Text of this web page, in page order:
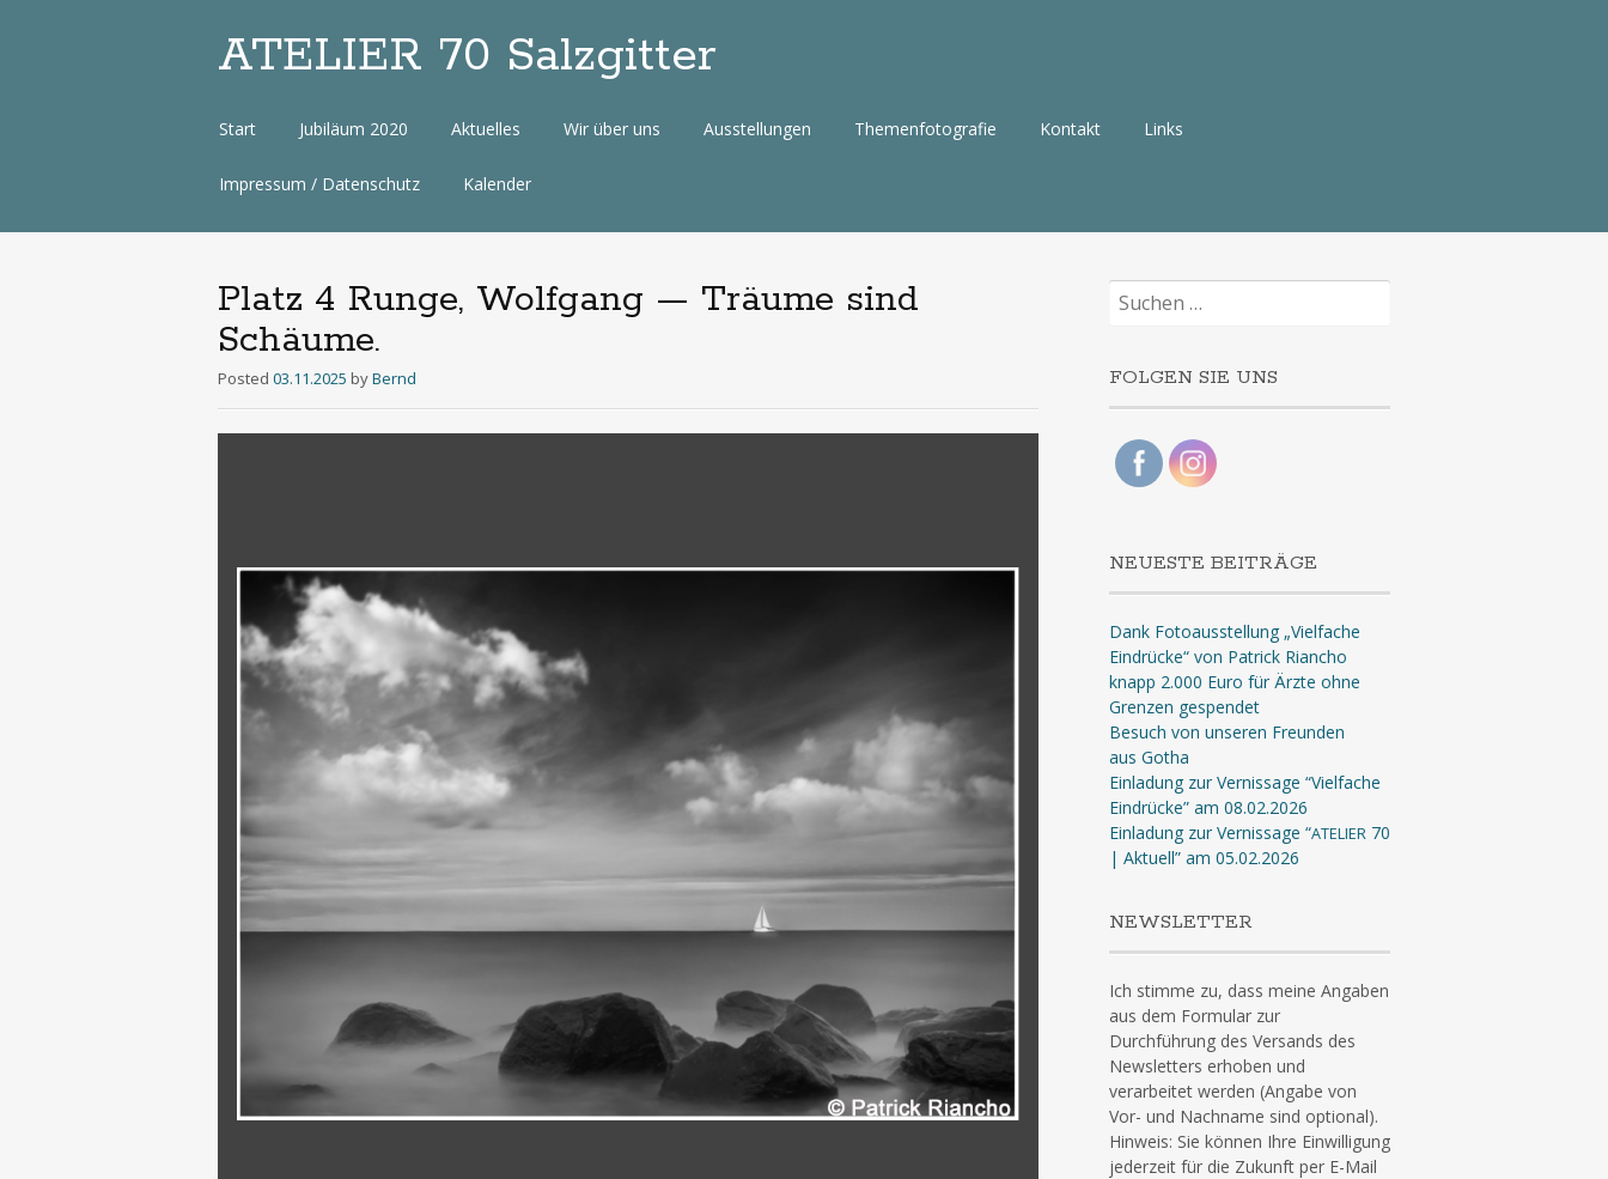
ATELIER 70 Salzgitter
Zum
Start Jubiläum 2020 Aktuelles Wir über uns Ausstellungen Themenfotografie Kontakt Links
Impressum / Datenschutz Kalender
Platz 4 Runge, Wolfgang — Träume sind
Schäume.
Posted 03.11.2025 byBernd
Suchen
nach:
FOLGEN SIE UNS
NEUESTE BEITRÄGE
Dank Fotoausstellung „Vielfache
Eindrücke“ von Patrick Riancho
knapp 2.000 Euro für Ärzte ohne
Grenzen gespendet
Besuch von unseren Freunden
aus Gotha
Einladung zur Vernissage “Vielfache
Eindrücke” am 08.02.2026
Einladung zur Vernissage “ATELIER70
| Aktuell” am 05.02.2026
NEWSLETTER
Ich stimme zu, dass meine Angaben
aus dem Formular zur
Durchführung des Versands des
Newsletters erhoben und
verarbeitet werden (Angabe von
Vor- und Nachname sind optional).
Hinweis: Sie können Ihre Einwilligung
jederzeit für die Zukunft per E-Mail